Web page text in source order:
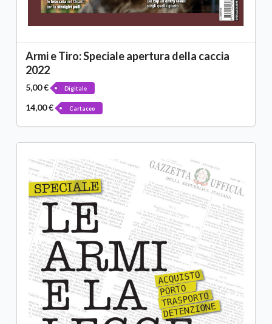
Armi e Tiro: Speciale apertura della caccia
2022
5,00 € Digitale
14,00 € Cartaceo